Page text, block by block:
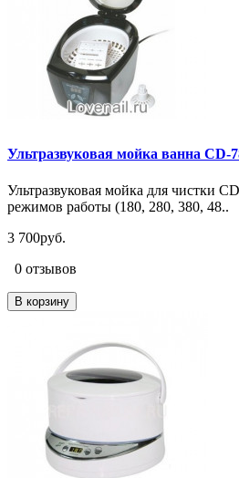
Ультразвуковая мойка ванна CD-
Ультразвуковая мойка для чистки
режимов работы (180, 280, 380, 48..
3 700руб.
0 отзывов
В корзину